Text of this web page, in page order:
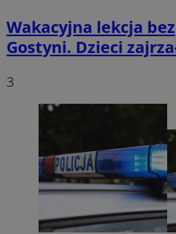
Wakacyjna lekcja
Gostyni. Dzieci
3